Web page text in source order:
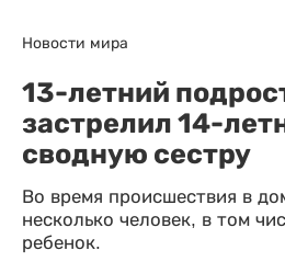
Новости мира
13-летний
застрелил 14-
сводную сестру
Во время происшествия в
несколько человек, в том
ребенок.